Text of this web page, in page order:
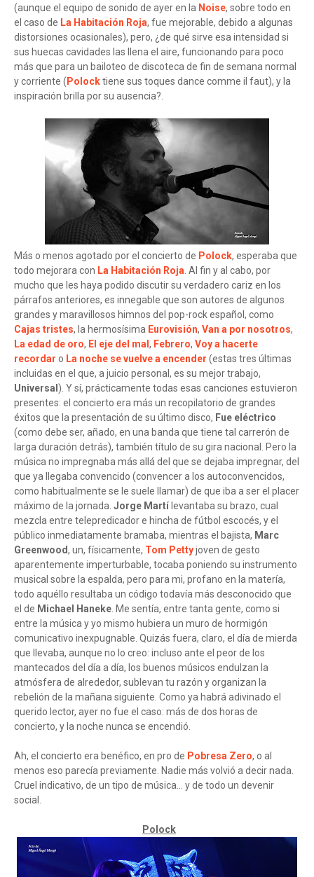
(aunque el equipo de sonido de ayer en la Noise, sobre todo en
el caso de La Habitación Roja, fue mejorable, debido a algunas
distorsiones ocasionales), pero, ¿de qué sirve esa intensidad si
sus huecas cavidades las llena el aire, funcionando para poco
más que para un bailoteo de discoteca de fin de semana normal
y corriente ( Polocktiene sus toques dance comme il faut), y la
inspiración brilla por su ausencia?.
Más o menos agotado por el concierto de Polock, esperaba que
todo mejorara con La Habitación Roja. Al fin y al cabo, por
mucho que les haya podido discutir su verdadero cariz en los
párrafos anteriores, es innegable que son autores de algunos
grandes y maravillosos himnos del pop-rock español, como
Cajas tristes, la hermosísima Eurovisión, Van a por nosotros,
La edad de oro, El eje del mal , Febrero, Voy a hacerte
recordar o La noche se vuelve a encender (estas tres últimas
incluidas en el que, a juicio personal, es su mejor trabajo,
Universal ). Y sí, prácticamente todas esas canciones estuvieron
presentes: el concierto era más un recopilatorio de grandes
éxitos que la presentación de su último disco, Fue eléctrico
(como debe ser, añado, en una banda que tiene tal carrerón de
larga duración detrás), también título de su gira nacional. Pero la
música no impregnaba más allá del que se dejaba impregnar, del
que ya llegaba convencido (convencer a los autoconvencidos,
como habitualmente se le suele llamar) de que iba a ser el placer
máximo de la jornada. Jorge Martí levantaba su brazo, cual
mezcla entre telepredicador e hincha de fútbol escocés, y el
público inmediatamente bramaba, mientras el bajista, Marc
Greenwood, un, físicamente, Tom Pettyjoven de gesto
aparentemente imperturbable, tocaba poniendo su instrumento
musical sobre la espalda, pero para mi, profano en la matería,
todo aquéllo resultaba un código todavía más desconocido que
el de Michael Haneke. Me sentía, entre tanta gente, como si
entre la música y yo mismo hubiera un muro de hormigón
comunicativo inexpugnable. Quizás fuera, claro, el día de mierda
que llevaba, aunque no lo creo: incluso ante el peor de los
mantecados del día a día, los buenos músicos endulzan la
atmósfera de alrededor, sublevan tu razón y organizan la
rebelión de la mañana siguiente. Como ya habrá adivinado el
querido lector, ayer no fue el caso: más de dos horas de
concierto, y la noche nunca se encendió.
Ah, el concierto era benéfico, en pro de Pobresa Zero, o al
menos eso parecía previamente. Nadie más volvió a decir nada.
Cruel indicativo, de un tipo de música... y de todo un devenir
social.
Polock